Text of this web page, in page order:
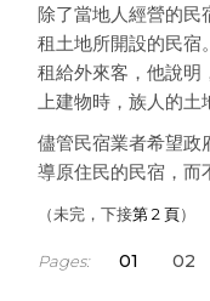
除了當地人經營的民
租土地所開設的民宿
租給外來客，他說明
上建物時，族人的土
儘管民宿業者希望政
導原住民的民宿，
（未完，下接第 2 頁）
Pages: 1 2